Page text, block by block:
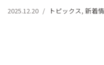
2025.12.20 トピックス, 新着